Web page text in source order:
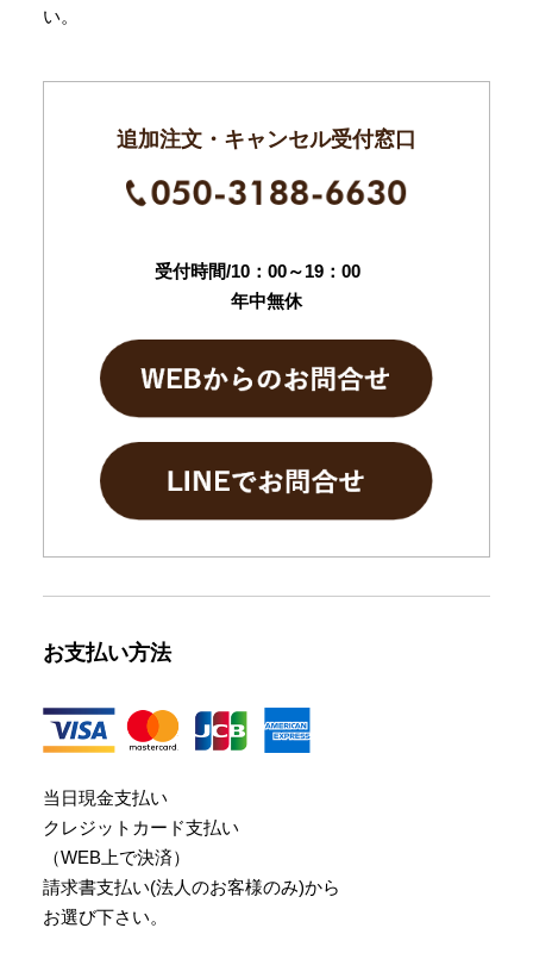
い。
追加注文・キャンセル受付窓口
受付時間/10：00～19：00
年中無休
お支払い方法
当日現金支払い
クレジットカード支払い
（WEB上で決済）
請求書支払い(法人のお客様のみ)から
お選び下さい。